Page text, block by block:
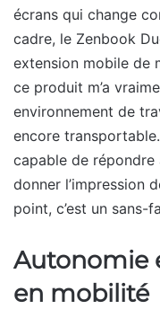
écrans qui change
cadre, le Zenbook
extension mobile de
ce produit m’a
environnement de
encore
capable de répondre
donner l’impression
point, c’est un sans-
Autonomie
en mobilité